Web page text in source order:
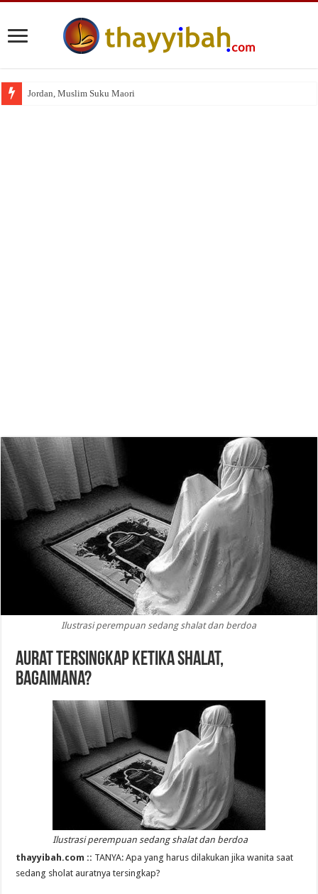
Jordan, Muslim Suku Maori
Ilustrasi perempuan sedang shalat dan berdoa
Aurat Tersingkap Ketika Shalat,
Bagaimana?
Ilustrasi perempuan sedang shalat dan berdoa
thayyibah.com :: TANYA: Apa yang harus dilakukan jika wanita saat
sedang sholat auratnya tersingkap?